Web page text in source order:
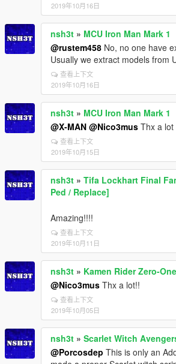
2019年10月16日
nsh3t » MCU Iron Man Mark 1
@rustem458 No, no one have
Usually we extract models from
查看上下文
2019年10月16日
nsh3t » MCU Iron Man Mark 1
@X-MAN @Nico3mus Thx a lot
查看上下文
2019年10月15日
nsh3t » Tifa Lockhart Final
Ped / Replace]
Amazing!!!!
查看上下文
2019年10月11日
nsh3t » Kamen Rider Zero-One
@Nico3mus Thx a lot!!
查看上下文
2019年10月05日
nsh3t » Scarlet Witch
@Porcosdep This is only an